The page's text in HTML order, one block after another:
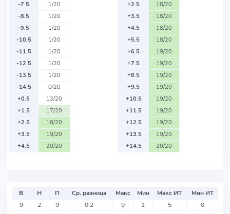
-7.5
1/20
-8.5
1/20
-9.5
1/20
-10.5
1/20
-11.5
1/20
-12.5
1/20
-13.5
1/20
-14.5
0/20
+0.5
13/20
+1.5
17/20
+2.5
18/20
+3.5
19/20
+4.5
20/20
+2.5
18/20
+3.5
18/20
+4.5
18/20
+5.5
18/20
+6.5
19/20
+7.5
19/20
+8.5
19/20
+9.5
19/20
+10.5
19/20
+11.5
19/20
+12.5
19/20
+13.5
19/20
+14.5
20/20
В Н П Ср. разница Макс Мин Макс ИТ
Мин ИТ
9
2 9 0.2 9 1 5 0